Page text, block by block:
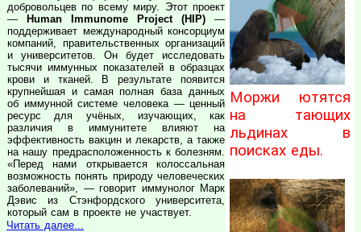
добровольцев по всему миру. Этот проект
—Human Immunome Project (HIP) —
поддерживает международный консорциум
компаний, правительственных организаций
и университетов. Он будет исследовать
тысячи иммунных показателей в образцах
крови и тканей. В результате появится
крупнейшая и самая полная база данных
об иммунной системе человека — ценный
ресурс для учёных, изучающих, как
различия в иммунитете влияют на
эффективность вакцин и лекарств, а также
на нашу предрасположенность к болезням.
«Перед нами открывается колоссальная
возможность понять природу человеческих
заболеваний», — говорит иммунолог Марк
Дэвис из Стэнфордского университета,
который сам в проекте не участвует.
Читать далее...
Моржи ютятся
на тающих
льдинах в
поисках еды.